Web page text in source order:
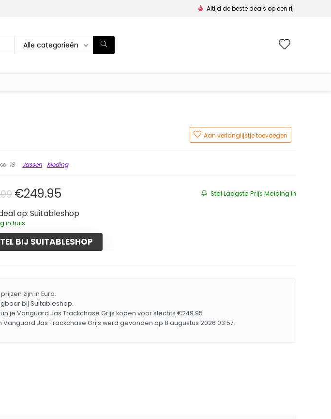
Altijd de beste deals op een rij
Alle categorieën
Aan verlanglijstje toevoegen
18 Jassen Kleding
Stel Laagste Prijs Melding In
Oorspronkelijke prijs was: €249.99.
€249.95Huidige prijs is: €249.95.
op: Suitableshop
in huis
BIJ SUITABLESHOP
zijn in Euro.
bij Suitableshop.
je Vanguard Jas Trackchase Grijs kopen voor slechts €249,95
Vanguard Jas Trackchase Grijs werd gevonden op 8 augustus 2026 03:57.